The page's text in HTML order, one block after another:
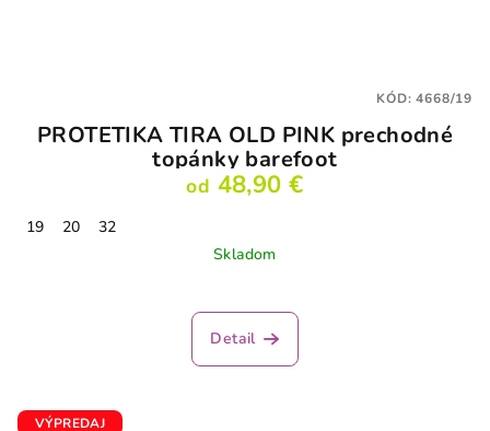
PROTETIKA TIRA OLD PINK prechodné
topánky barefoot
od 48,90 €
19 20
32
Skladom
Detail
KÓD:4668/19
VÝPREDAJ